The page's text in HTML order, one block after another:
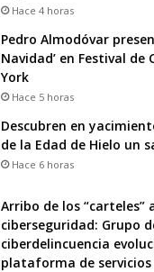
Hace 4 horas
Pedro Almodóvar
Navidad’ en Festival de
York
Hace 5 horas
Descubren en
de la Edad de Hielo un
Hace 6 horas
Arribo de los “carteles”
ciberseguridad: Grupo
ciberdelincuencia
plataforma de